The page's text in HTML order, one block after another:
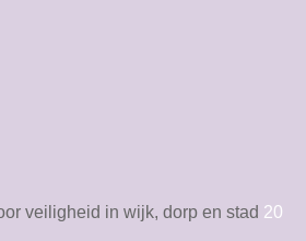
veiligheid in wijk, dorp en stad 20